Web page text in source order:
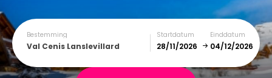
Bestemming
Val Cenis Lanslevillard
Startdatum Einddatum